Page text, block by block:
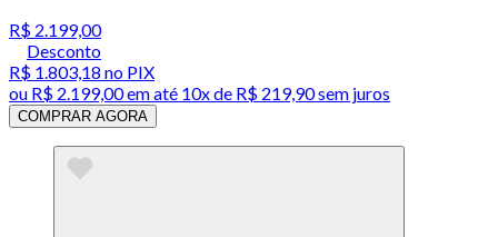
R$ 2.199,00
Desconto
R$ 1.803,18 no PIX
ou R$ 2.199,00em até 10x de R$ 219,90 sem juros
COMPRAR AGORA